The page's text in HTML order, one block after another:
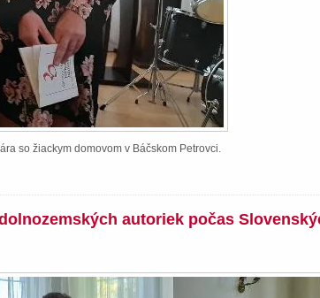
so žiackym domovom v Báčskom Petrovci.
autoriek počas